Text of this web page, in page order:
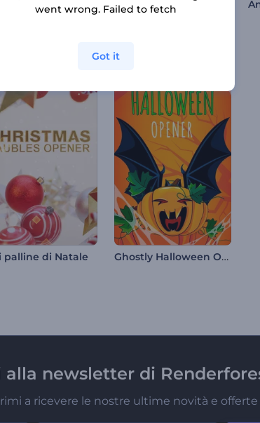
palline di Natale Ghostly Halloween Opener
alla newsletter di
a ricevere le nostre ultime novità e offerte
went wrong. Failed to fetch
Got it